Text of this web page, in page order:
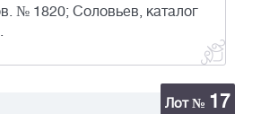
№ 1820; Соловьев, каталог
Лот № 17